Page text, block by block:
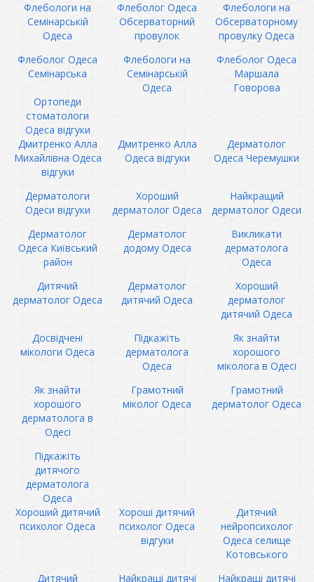
Флебологи на
Семінарській
Одеса
Флеболог Одеса
Обсерваторний
провулок
Флебологи на
Обсерваторному
провулку Одеса
Флеболог Одеса
Семінарська
Флебологи на
Семінарській
Одеса
Флеболог Одеса
Маршала
Говорова
Ортопеди
стоматологи
Одеса відгуки
Дмитренко Алла
Михайлівна Одеса
відгуки
Дмитренко Алла
Одеса відгуки
Дерматолог
Одеса Черемушки
Дерматологи
Одеси відгуки
Хороший
дерматолог Одеса
Найкращий
дерматолог Одеси
Дерматолог
Одеса Київський
район
Дерматолог
додому Одеса
Викликати
дерматолога
Одеса
Дитячий
дерматолог Одеса
Дерматолог
дитячий Одеса
Хороший
дерматолог
дитячий Одеса
Досвідчені
мікологи Одеса
Підкажіть
дерматолога
Одеса
Як знайти
хорошого
міколога в Одесі
Як знайти
хорошого
дерматолога в
Одесі
Грамотний
міколог Одеса
Грамотний
дерматолог Одеса
Підкажіть
дитячого
дерматолога
Одеса
Хороший дитячий
психолог Одеса
Хороші дитячий
психолог Одеса
відгуки
Дитячий
нейропсихолог
Одеса селище
Котовського
Дитячий
Найкращі дитячі Найкращі дитячі